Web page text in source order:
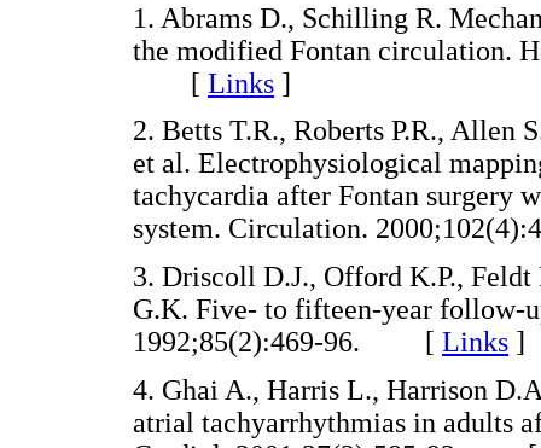
1. Abrams D., Schilling R.
the modified Fontan circulation.
[ Links ]
2. Betts T.R., Roberts P.R., Allen
et al. Electrophysiological
tachycardia after Fontan surgery
system. Circulation.
3. Driscoll D.J., Offord K.P., Feldt
G.K. Five- to fifteen-year follow-
1992;85(2):469-96. [ Links ]
4. Ghai A., Harris L., Harrison
atrial tachyarrhythmias in adults